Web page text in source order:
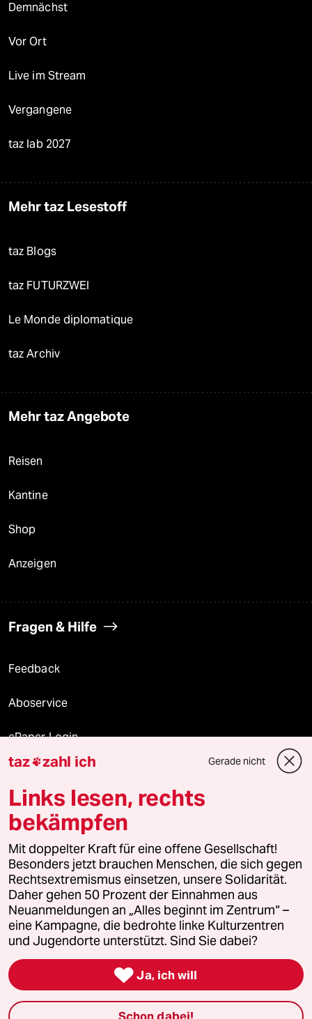
Demnächst
Vor Ort
Live im Stream
Vergangene
taz lab 2027
Mehr taz Lesestoff
taz Blogs
taz FUTURZWEI
Le Monde diplomatique
taz Archiv
Mehr taz Angebote
Reisen
Kantine
Shop
Anzeigen
Fragen & Hilfe
Feedback
Aboservice
ePaper Login
Downloads für Abonnierende
© 2026 taz Verlags und Vertriebs GmbH
Alle Rechte vorbehalten. Bei rechtlichen Fragen oder für Genehmigungen
wenden Sie sich bitte an lizenzen@taz.de
Feedback Redaktionsstatut Kommune-Richtlinien
Leitlinie Informant Datenschutz Impressum AGB
Seitenwende Einwilligungen widerrufen (Ads)
taz zahl ich Gerade nicht
Links lesen, rechts
bekämpfen
Mit doppelter Kraft für eine offene Gesellschaft!
Besonders jetzt brauchen Menschen, die sich gegen
Rechtsextremismus einsetzen, unsere Solidarität.
Daher gehen 50 Prozent der Einnahmen aus
Neuanmeldungen an „Alles beginnt im Zentrum“ –
eine Kampagne, die bedrohte linke Kulturzentren
und Jugendorte unterstützt. Sind Sie dabei?
 Ja, ich will